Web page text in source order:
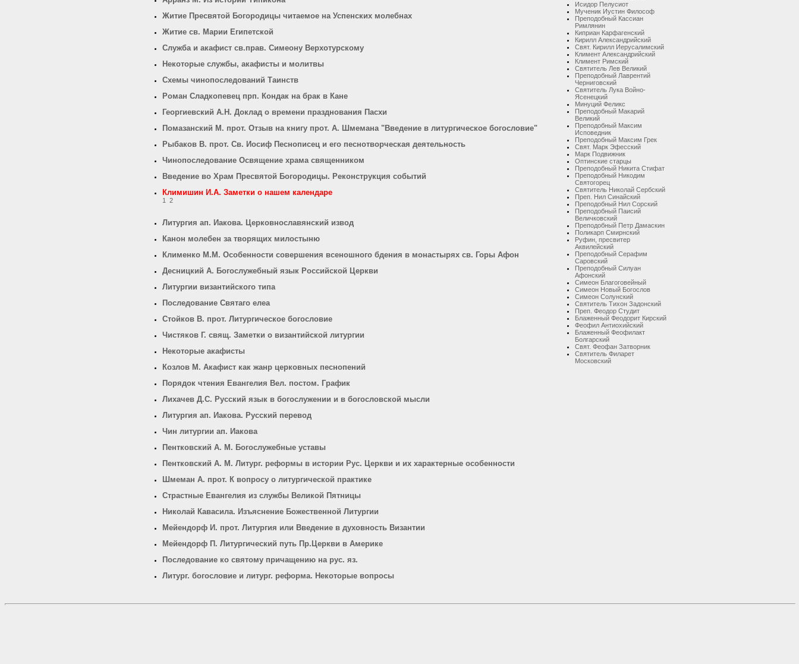
Житие Пресвятой Богородицы читаемое на Успенских молебнах
Житие св. Марии Египетской
Служба и акафист св.прав. Симеону Верхотурскому
Некоторые службы, акафисты и молитвы
Схемы чинопоследований Таинств
Роман Сладкопевец прп. Кондак на брак в Кане
Георгиевский А.Н. Доклад о времени празднования Пасхи
Помазанский М. прот. Отзыв на книгу прот. А. Шмемана "Введение в литургическое богословие"
Рыбаков В. прот. Св. Иосиф Песнописец и его песнотворческая деятельность
Чинопоследование Освящение храма священником
Введение во Храм Пресвятой Богородицы. Реконструкция событий
Климишин И.А. Заметки о нашем календаре
1 2
Литургия ап. Иакова. Церковнославянский извод
Канон молебен за творящих милостыню
Клименко М.М. Особенности совершения всеношного бдения в монастырях св. Горы Афон
Десницкий А. Богослужебный язык Российской Церкви
Литургии византийского типа
Последование Святаго елеа
Стойков В. прот. Литургическое богословие
Чистяков Г. свящ. Заметки о византийской литургии
Некоторые акафисты
Козлов М. Акафист как жанр церковных песнопений
Порядок чтения Евангелия Вел. постом. График
Лихачев Д.С. Русский язык в богослужении и в богословской мысли
Литургия ап. Иакова. Русский перевод
Чин литургии ап. Иакова
Пентковский А. М. Богослужебные уставы
Пентковский А. М. Литург. реформы в истории Рус. Церкви и их характерные особенности
Шмеман А. прот. К вопросу о литургической практике
Страстные Евангелия из службы Великой Пятницы
Николай Кавасила. Изъяснение Божественной Литургии
Мейендорф И. прот. Литургия или Введение в духовность Византии
Мейендорф П. Литургический путь Пр.Церкви в Америке
Последование ко святому причащению на рус. яз.
Литург. богословие и литург. реформа. Некоторые вопросы
Исидор Пелусиот
Мученик Иустин Философ
Преподобный Кассиан
Римлянин
Киприан Карфагенский
Кирилл Александрийский
Свят. Кирилл Иерусалимский
Климент Александрийский
Климент Римский
Святитель Лев Великий
Преподобный Лаврентий
Черниговский
Святитель Лука Войно-
Ясенецкий
Минуций Феликс
Преподобный Макарий
Великий
Преподобный Максим
Исповедник
Преподобный Максим Грек
Свят. Марк Эфесский
Марк Подвижник
Оптинские старцы
Преподобный Никита Стифат
Преподобный Никодим
Святогорец
Святитель Николай Сербский
Преп. Нил Синайский
Преподобный Нил Сорский
Преподобный Паисий
Величковский
Преподобный Петр Дамаскин
Поликарп Смирнский
Руфин, пресвитер
Аквилейский
Преподобный Серафим
Саровский
Преподобный Силуан
Афонский
Симеон Благоговейный
Симеон Новый Богослов
Симеон Солунский
Святитель Тихон Задонский
Преп. Феодор Студит
Блаженный Феодорит Кирский
Феофил Антиохийский
Блаженный Феофилакт
Болгарский
Свят. Феофан Затворник
Святитель Филарет
Московский